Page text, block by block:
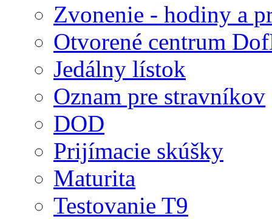
Zvonenie - hodiny a
Otvorené centrum
Jedálny lístok
Oznam pre stravníkov
DOD
Prijímacie skúšky
Maturita
Testovanie T9